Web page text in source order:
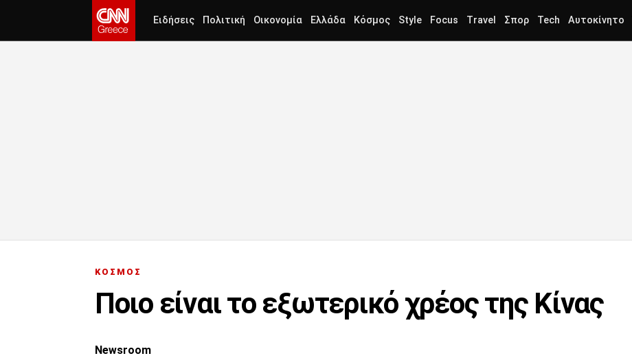
Ειδήσεις Πολιτική Οικονομία Ελλάδα Κόσμος Style Focus Travel Σπορ Tech Αυτοκίνητο
ΚΟΣΜΟΣ
Ποιο είναι το εξωτερικό χρέος της Κίνας
Newsroom